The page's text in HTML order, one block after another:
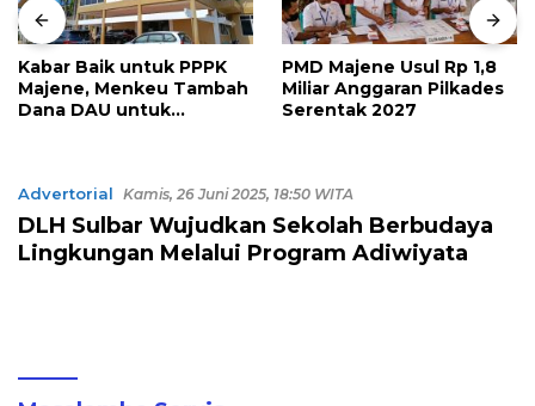
PMD Majene Usul Rp 1,8
Miliar Anggaran Pilkades
Serentak 2027
Pertamina Patra Niaga
Regional Sulawesi
Dorong Penggunaan
Advertorial Kamis, 26 Juni 2025, 18:50 WITA
DLH Sulbar Wujudkan Sekolah Berbudaya
Lingkungan Melalui Program Adiwiyata